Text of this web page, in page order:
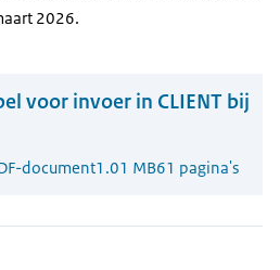
2026.
voor invoer in CLIENT bij
document1.01 MB61 pagina's